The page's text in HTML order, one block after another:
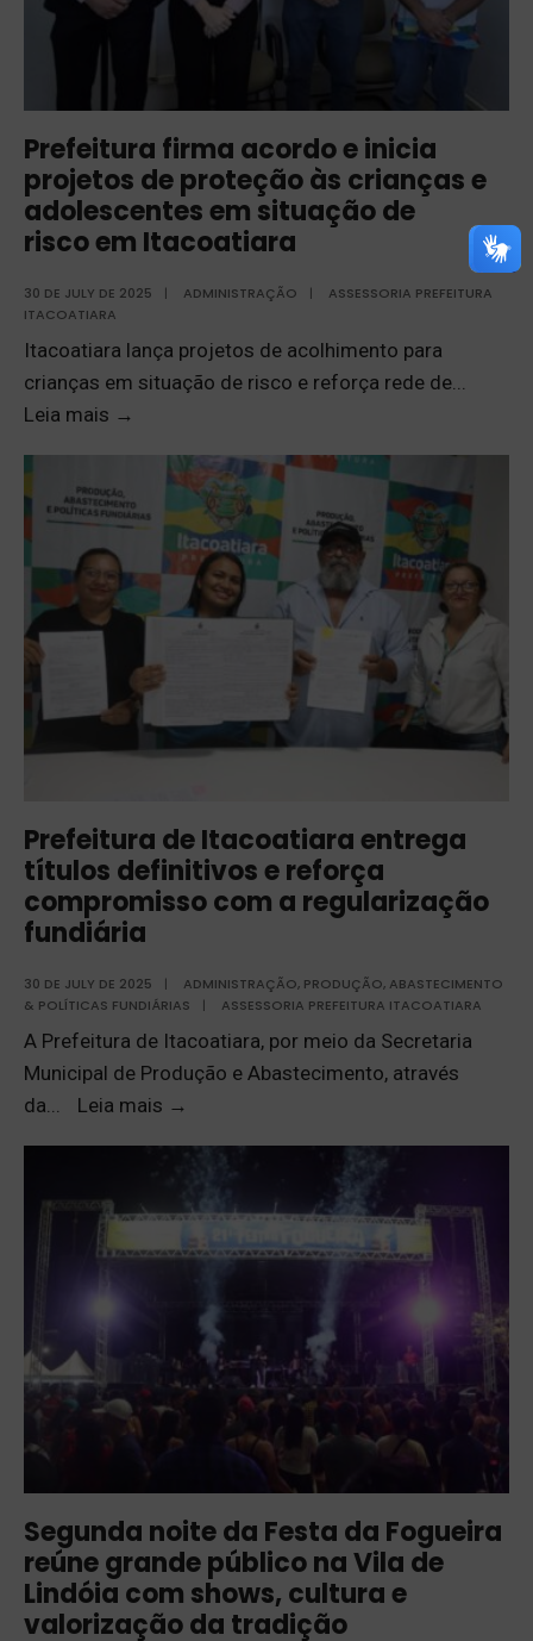
Prefeitura firma acordo e inicia
projetos de proteção às crianças e
adolescentes em situação de
risco em Itacoatiara
30 DE JULY DE 2025 | ADMINISTRAÇÃO |
ASSESSORIA PREFEITURA
ITACOATIARA
Itacoatiara lança projetos de acolhimento para
crianças em situação de risco e reforça rede de
Leia mais →
Prefeitura de Itacoatiara entrega
títulos definitivos e reforça
compromisso com a regularização
fundiária
30 DE JULY DE 2025 | ADMINISTRAÇÃO, PRODUÇÃO, ABASTECIMENTO
& POLÍTICAS FUNDIÁRIAS
| ASSESSORIA PREFEITURA ITACOATIARA
A Prefeitura de Itacoatiara, por meio da Secretaria
Municipal de Produção e Abastecimento, através
da... Leia mais →
Segunda noite da Festa da Fogueira
reúne grande público na Vila de
Lindóia com shows, cultura e
valorização da tradição